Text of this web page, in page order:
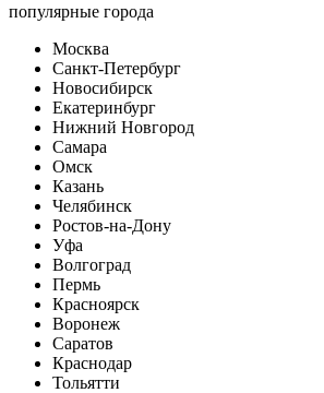
популярные города
Москва
Санкт-Петербург
Новосибирск
Екатеринбург
Нижний Новгород
Самара
Омск
Казань
Челябинск
Ростов-на-Дону
Уфа
Волгоград
Пермь
Красноярск
Воронеж
Саратов
Краснодар
Тольятти